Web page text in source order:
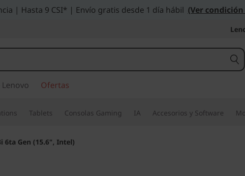
| Hasta 9 CSI* | Envío gratis desde 1 día hábil (Ver
Ofertas
Tablets Consolas Gaming IA Accesorios y Software
6ta Gen (15.6", Intel)